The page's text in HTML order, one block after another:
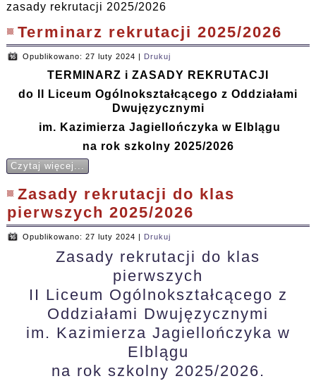
zasady rekrutacji 2025/2026
Terminarz rekrutacji 2025/2026
Opublikowano: 27 luty 2024 | Drukuj
TERMINARZ i ZASADY REKRUTACJI
do II Liceum Ogólnokształcącego z Oddziałami
Dwujęzycznymi
im. Kazimierza Jagiellończyka w Elblągu
na rok szkolny 2025/2026
Czytaj więcej...
Zasady rekrutacji do klas
pierwszych 2025/2026
Opublikowano: 27 luty 2024 | Drukuj
Zasady rekrutacji do klas
pierwszych
II Liceum Ogólnokształcącego z
Oddziałami Dwujęzycznymi
im. Kazimierza Jagiellończyka w
Elblągu
na rok szkolny 2025/2026.